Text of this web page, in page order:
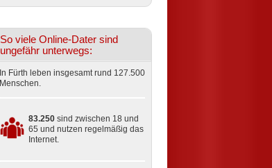
So viele Online-Dater sind
ungefähr unterwegs:
In Fürth leben insgesamt rund 127.500
Menschen.
83.250 sind zwischen 18 und
65 und nutzen regelmäßig das
Internet.